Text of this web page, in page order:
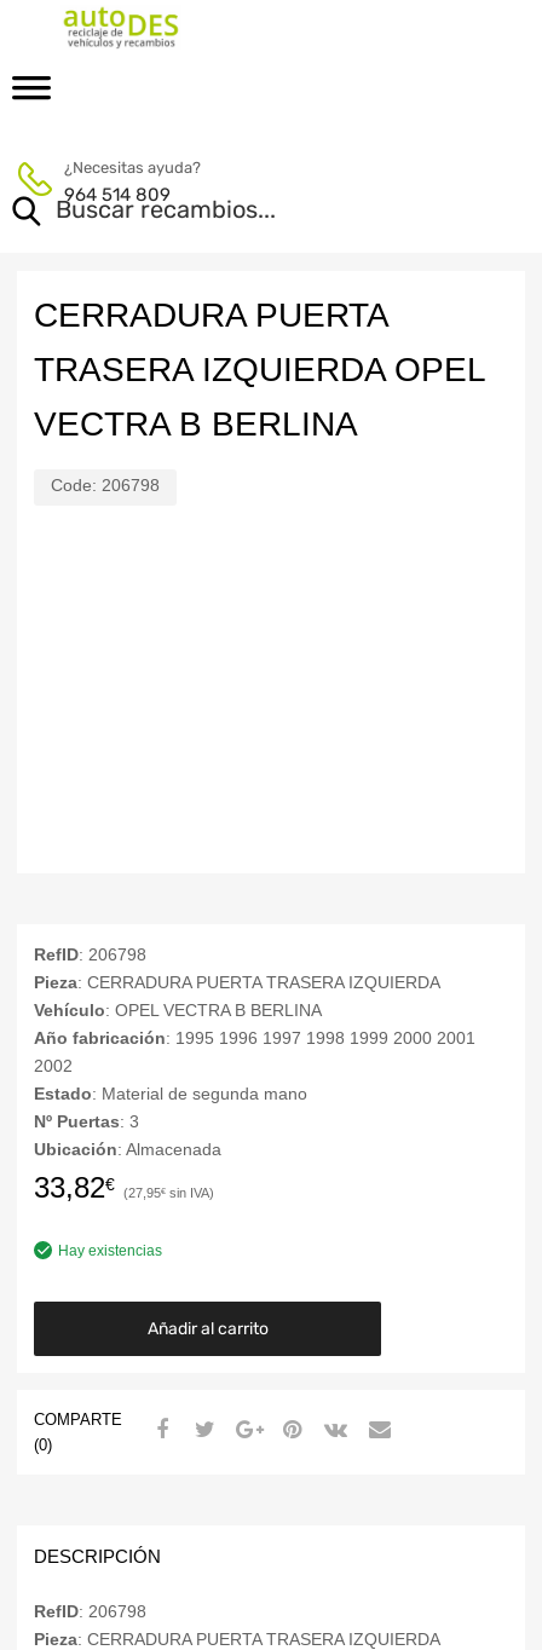
¿Necesitas ayuda?
964 514 809
CERRADURA PUERTA
TRASERA IZQUIERDA OPEL
VECTRA B BERLINA
Code: 206798
RefID: 206798
Pieza: CERRADURA PUERTA TRASERA IZQUIERDA
Vehículo: OPEL VECTRA B BERLINA
Año fabricación: 1995 1996 1997 1998 1999 2000 2001
2002
Estado: Material de segunda mano
Nº Puertas: 3
Ubicación: Almacenada
33,82€ 27,95€
Hay existencias
Añadir al carrito
COMPARTE
(0)
DESCRIPCIÓN
RefID: 206798
Pieza: CERRADURA PUERTA TRASERA IZQUIERDA